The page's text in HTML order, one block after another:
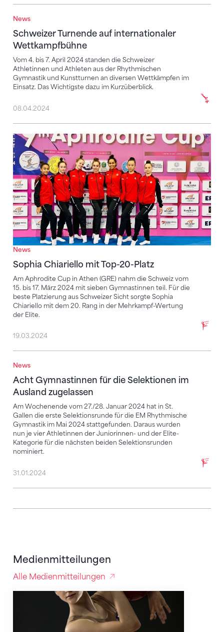
News
Schweizer Turnende auf internationaler
Wettkampfbühne
Vom 4. bis 7. April 2024 standen die Schweizer
Athletinnen und Athleten aus der Rhythmischen
Gymnastik und Kunstturnen an diversen Wettkämpfen im
Einsatz. Das Wichtigste dazu im Kurzüberblick.
Schweizer Turnende auf internationaler
08.04.2024
News
Sophia Chiariello mit Top-20-Platz
Am Aphrodite Cup in Athen (GRE) nahm die Schweiz vom
15. bis 17. März 2024 mit sieben Gymnastinnen teil. Für die
beste Platzierung aus Schweizer Sicht sorgte Sophia
Chiariello mit dem 20. Rang in der Mehrkampf-Wertung
der Elite.
Sophia Chiariello mit Top-20-Platz
19.03.2024
News
Acht Gymnastinnen für die Selektionen im
Ausland zugelassen
Am Wochenende vom 27./28. Januar 2024 hat in St.
Gallen die erste Selektionsrunde für die EM Rhythmische
Gymnastik im Mai 2024 stattgefunden. Daraus wurden
nun je vier Athletinnen der Juniorinnen- und der Elite-
Kategorie für die nächsten beiden Selektionsrunden
nominiert.
Acht Gymnastinnen für die Selektionen im Ausland
31.01.2024
Medienmitteilungen
Alle Medienmitteilungen
Norah Demierre und Sophia Carlotta Chiariello für